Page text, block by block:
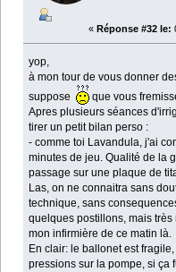
« Réponse #32 le:
yop,
à mon tour de vous donner
suppose
que vous
Apres plusieurs séances
tirer un petit bilan perso :
- comme toi Lavandula, j'ai
minutes de jeu. Qualité de la
passage sur une plaque de
Las, on ne connaitra sans
technique, sans
quelques postillons, mais
mon infirmière de ce matin là.
En clair: le ballonet est
pressions sur la pompe, si ça